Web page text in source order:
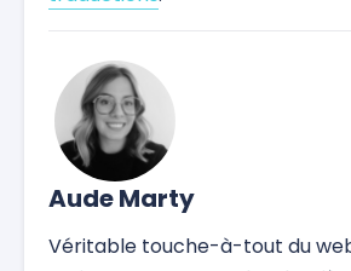
Aude Marty
Véritable touche-à-tout du